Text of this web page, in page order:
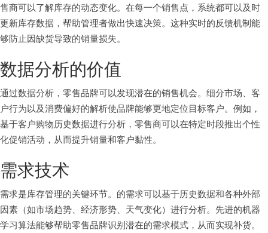
售商可以了解库存的动态变化。在每一个销售点，系统都可以及时
更新库存数据，帮助管理者做出快速决策。这种实时的反馈机制能
够防止因缺货导致的销量损失。
数据分析的价值
通过数据分析，零售品牌可以发现潜在的销售机会。细分市场、客
户行为以及消费偏好的解析使品牌能够更地定位目标客户。例如，
基于客户购物历史数据进行分析，零售商可以在特定时段推出个性
化促销活动，从而提升销量和客户黏性。
需求技术
需求是库存管理的关键环节。的需求可以基于历史数据和各种外部
因素（如市场趋势、经济形势、天气变化）进行分析。先进的机器
学习算法能够帮助零售品牌识别潜在的需求模式，从而实现补货。